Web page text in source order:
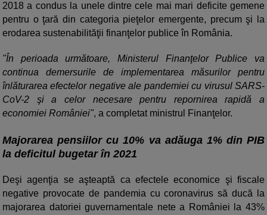
2018 a condus la unele dintre cele mai mari deficite gemene
pentru o ţară din categoria pieţelor emergente, precum şi la
erodarea sustenabilităţii finanţelor publice în România.
"În perioada următoare, Ministerul Finanţelor Publice va
continua demersurile de implementarea măsurilor pentru
înlăturarea efectelor negative ale pandemiei cu virusul SARS-
CoV-2 şi a celor necesare pentru repornirea rapidă a
economiei României", a completat ministrul Finanţelor.
Majorarea pensiilor cu 10% va adăuga 1% din PIB
la deficitul bugetar în 2021
Deşi agenţia se aşteaptă ca efectele economice şi fiscale
negative provocate de pandemia cu coronavirus să ducă la
majorarea datoriei guvernamentale nete a României la 43%